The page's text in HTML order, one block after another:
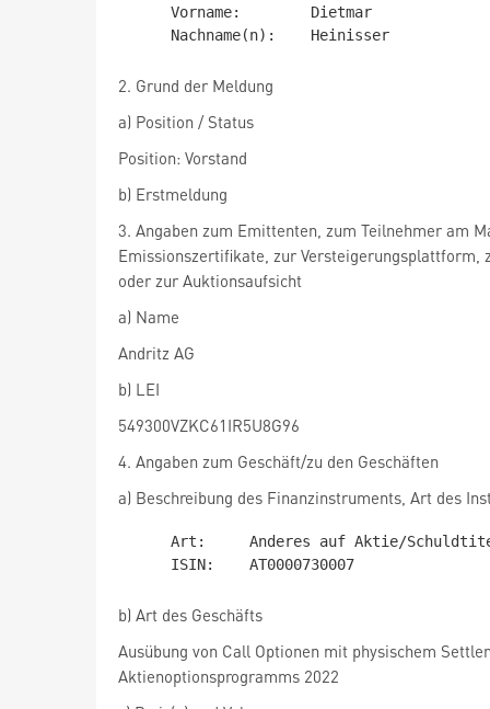
2. Grund der Meldung
a) Position / Status
Position: Vorstand
b) Erstmeldung
3. Angaben zum Emittenten, zum Teilnehmer am
Emissionszertifikate, zur Versteigerungsplattform,
oder zur Auktionsaufsicht
a) Name
Andritz AG
b) LEI
549300VZKC61IR5U8G96
4. Angaben zum Geschäft/zu den Geschäften
a) Beschreibung des Finanzinstruments, Art des
b) Art des Geschäfts
Ausübung von Call Optionen mit physischem
Aktienoptionsprogramms 2022